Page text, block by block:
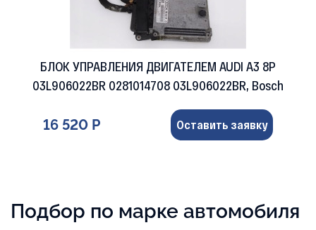
БЛОК УПРАВЛЕНИЯ ДВИГАТЕЛЕМ AUDI A3 8P
03L906022BR 0281014708 03L906022BR, Bosch
16 520 Р Оставить заявку
Подбор по марке автомобиля